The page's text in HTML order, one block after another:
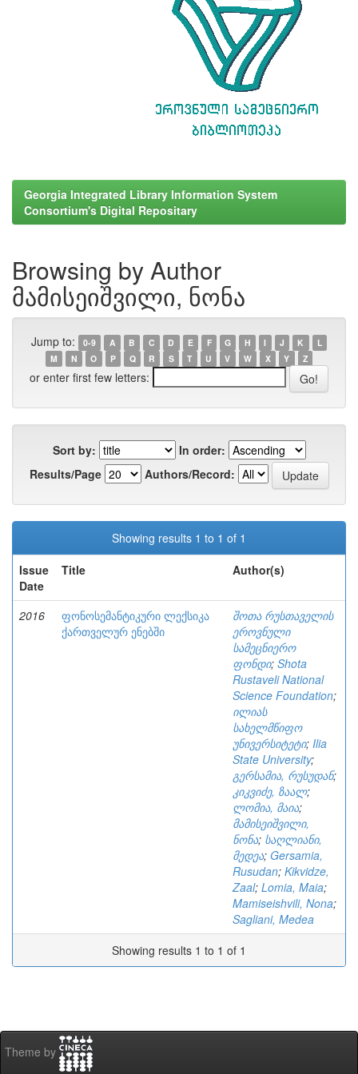
Georgia Integrated Library Information System
Consortium's Digital Repositary
Browsing by Author
მამისეიშვილი, ნონა
Jump to: 0-9 A B C D E F G H I J K
L
M
N O P Q R S T U V W X Y Z
or enter first few letters:
Sort by:
In order:
Results/Page
Authors/Record:
Showing results 1 to 1 of 1
Issue
Date
Title Author(s)
2016
ფონოსემანტიკური ლექსიკა
ქართველურ ენებში
შოთა რუსთაველის
ეროვნული
სამეცნიერო
ფონდი; Shota
Rustaveli National
Science Foundation;
ილიას
სახელმწიფო
უნივერსიტეტი; Ilia
State University;
გერსამია, რუსუდან;
კიკვიძე, ზაალ;
ლომია, მაია;
მამისეიშვილი,
ნონა; საღლიანი,
მედეა; Gersamia,
Rusudan; Kikvidze,
Zaal; Lomia, Maia;
Mamiseishvili, Nona;
Sagliani, Medea
Showing results 1 to 1 of 1
Theme by